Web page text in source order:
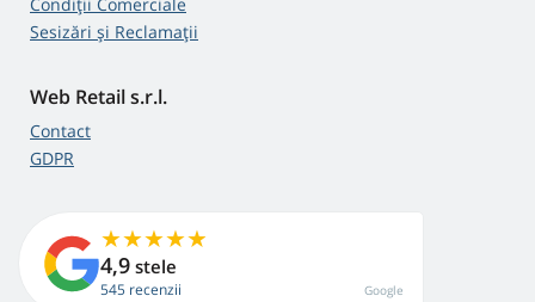
Sesizări și Reclamații
Web Retail s.r.l.
Contact
GDPR
4,9 stele
545 recenzii Google